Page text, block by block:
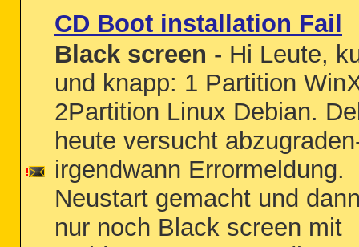
CD Boot installation Fail
Black screen - Hi Leute,
und knapp: 1 Partition
2Partition Linux Debian.
heute versucht
irgendwann Errormeldung.
Neustart gemacht und
nur noch Black screen mit